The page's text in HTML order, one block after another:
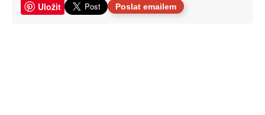
Uložit Poslat emailem